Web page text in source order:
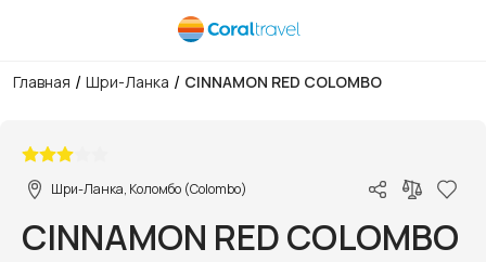
Главная / Шри-Ланка / CINNAMON RED COLOMBO
Шри-Ланка, Коломбо (Colombo)
CINNAMON RED COLOMBO